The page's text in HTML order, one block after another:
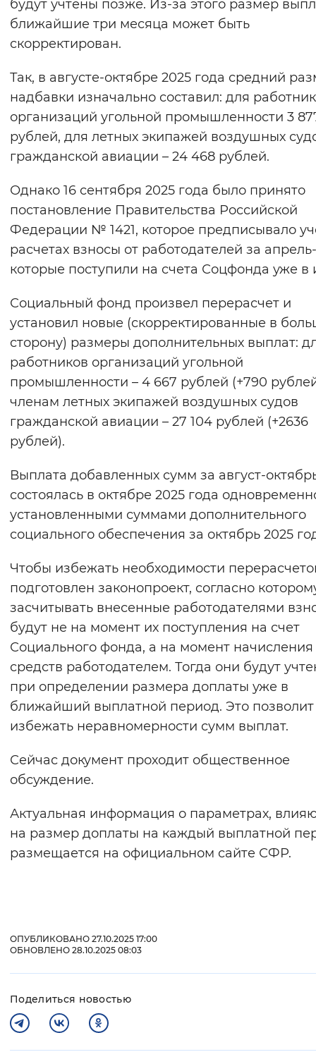
будут учтены позже. Из-за этого размер
ближайшие три месяца может быть
скорректирован.
Так, в августе-октябре 2025 года средний
надбавки изначально составил: для
организаций угольной промышленности 3
рублей, для летных экипажей воздушных
гражданской авиации – 24 468 рублей.
Однако 16 сентября 2025 года было принято
постановление Правительства Российской
Федерации № 1421, которое предписывало
расчетах взносы от работодателей за
которые поступили на счета Соцфонда уже в
Социальный фонд произвел перерасчет и
установил новые (скорректированные в
сторону) размеры дополнительных выплат:
работников организаций угольной
промышленности – 4 667 рублей (+790
членам летных экипажей воздушных судов
гражданской авиации – 27 104 рублей (+2636
рублей).
Выплата добавленных сумм за август-
состоялась в октябре 2025 года
установленными суммами дополнительного
социального обеспечения за октябрь 2025
Чтобы избежать необходимости
подготовлен законопроект, согласно
засчитывать внесенные работодателями
будут не на момент их поступления на счет
Социального фонда, а на момент начисления
средств работодателем. Тогда они будут
при определении размера доплаты уже в
ближайший выплатной период. Это позволит
избежать неравномерности сумм выплат.
Сейчас документ проходит общественное
обсуждение.
Актуальная информация о параметрах,
на размер доплаты на каждый выплатной
размещается на официальном сайте СФР.
ОПУБЛИКОВАНО 27.10.2025 17:00
ОБНОВЛЕНО 28.10.2025 08:03
Поделиться новостью